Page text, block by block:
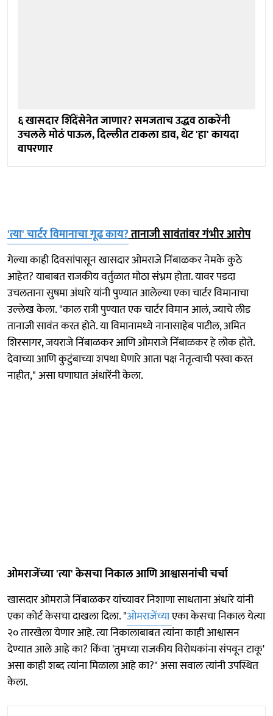
६ खासदार शिंदेंसेनेत जाणार? समजताच उद्धव ठाकरेंनी
उचलले मोठं पाऊल, दिल्लीत टाकला डाव, थेट 'हा' कायदा
वापरणार
'त्या' चार्टर विमानाचा गूढ काय?तानाजी सावंतांवर गंभीर आरोप
गेल्या काही दिवसांपासून खासदार ओमराजे निंबाळकर नेमके कुठे
आहेत? याबाबत राजकीय वर्तुळात मोठा संभ्रम होता. यावर पडदा
उचलताना सुषमा अंधारे यांनी पुण्यात आलेल्या एका चार्टर विमानाचा
उल्लेख केला. "काल रात्री पुण्यात एक चार्टर विमान आलं, ज्याचे लीड
तानाजी सावंत करत होते. या विमानामध्ये नानासाहेब पाटील, अमित
शिरसागर, जयराजे निंबाळकर आणि ओमराजे निंबाळकर हे लोक होते.
देवाच्या आणि कुटुंबाच्या शपथा घेणारे आता पक्ष नेतृत्वाची परवा करत
नाहीत," असा घणाघात अंधारेंनी केला.
ओमराजेंच्या 'त्या' केसचा निकाल आणि आश्वासनांची चर्चा
खासदार ओमराजे निंबाळकर यांच्यावर निशाणा साधताना अंधारे यांनी
एका कोर्ट केसचा दाखला दिला. "ओमराजेंच्याएका केसचा निकाल येत्या
२० तारखेला येणार आहे. त्या निकालाबाबत त्यांना काही आश्वासन
देण्यात आले आहे का? किंवा 'तुमच्या राजकीय विरोधकांना संपवून टाकू'
असा काही शब्द त्यांना मिळाला आहे का?" असा सवाल त्यांनी उपस्थित
केला.